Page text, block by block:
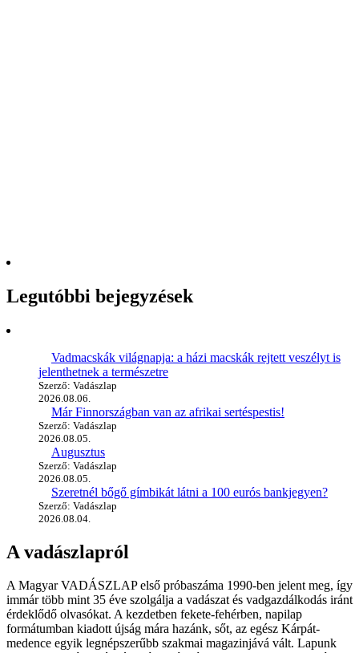
Legutóbbi bejegyzések
Vadmacskák világnapja: a házi macskák rejtett veszélyt is
jelenthetnek a természetre
Szerző: Vadászlap
2026.08.06.
Már Finnországban van az afrikai sertéspestis!
Szerző: Vadászlap
2026.08.05.
Augusztus
Szerző: Vadászlap
2026.08.05.
Szeretnél bőgő gímbikát látni a 100 eurós bankjegyen?
Szerző: Vadászlap
2026.08.04.
A vadászlapról
A Magyar VADÁSZLAP első próbaszáma 1990-ben jelent meg, így
immár több mint 35 éve szolgálja a vadászat és vadgazdálkodás iránt
érdeklődő olvasókat. A kezdetben fekete-fehérben, napilap
formátumban kiadott újság mára hazánk, sőt, az egész Kárpát-
medence egyik legnépszerűbb szakmai magazinjává vált. Lapunk